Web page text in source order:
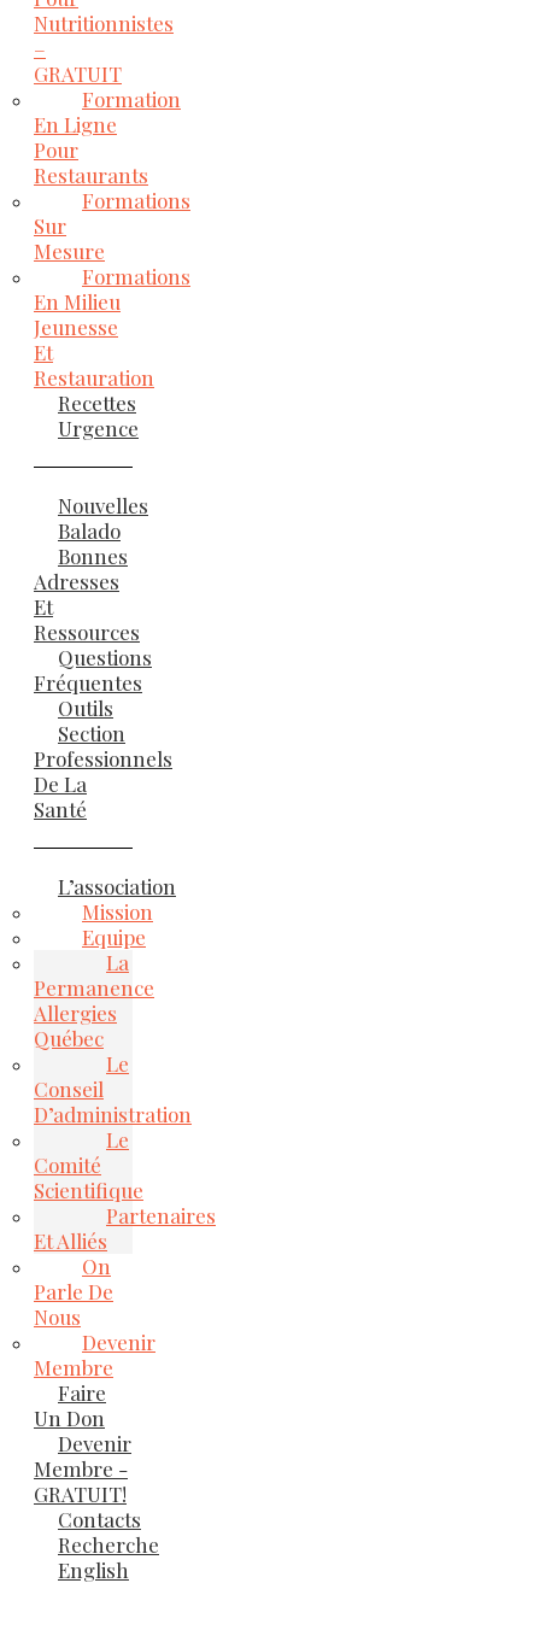
Nutritionnistes
–
GRATUIT
Formation
En Ligne
Pour
Restaurants
Formations
Sur
Mesure
Formations
En Milieu
Jeunesse
Et
Restauration
Recettes
Urgence
Nouvelles
Balado
Bonnes
Adresses
Et
Ressources
Questions
Fréquentes
Outils
Section
Professionnels
De La
Santé
L’association
Mission
Equipe
La
Permanence
Allergies
Québec
Le
Conseil
D’administration
Le
Comité
Scientifique
Partenaires
Et Alliés
On
Parle De
Nous
Devenir
Membre
Faire
Un Don
Devenir
Membre -
GRATUIT!
Contacts
Recherche
English